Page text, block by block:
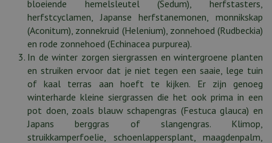
bloeiende hemelsleutel (Sedum), herfstasters,
herfstcyclamen, Japanse herfstanemonen, monnikskap
(Aconitum), zonnekruid (Helenium), zonnehoed (Rudbeckia)
en rode zonnehoed (Echinacea purpurea).
In de winter zorgen siergrassen en wintergroene planten
en struiken ervoor dat je niet tegen een saaie, lege tuin
of kaal terras aan hoeft te kijken. Er zijn genoeg
winterharde kleine siergrassen die het ook prima in een
pot doen, zoals blauw schapengras (Festuca glauca) en
Japans berggras of slangengras. Klimop,
struikkamperfoelie, schoenlappersplant, maagdenpalm,